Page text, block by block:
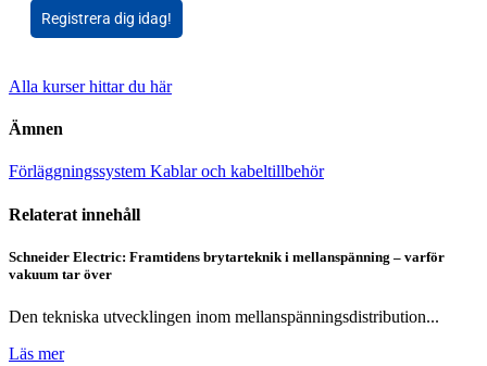
Registrera dig idag!
Alla kurser hittar du här
Ämnen
Förläggningssystem Kablar och kabeltillbehör
Relaterat innehåll
Schneider Electric: Framtidens brytarteknik i mellanspänning – varför
vakuum tar över
Den tekniska utvecklingen inom mellanspänningsdistribution...
Läs mer